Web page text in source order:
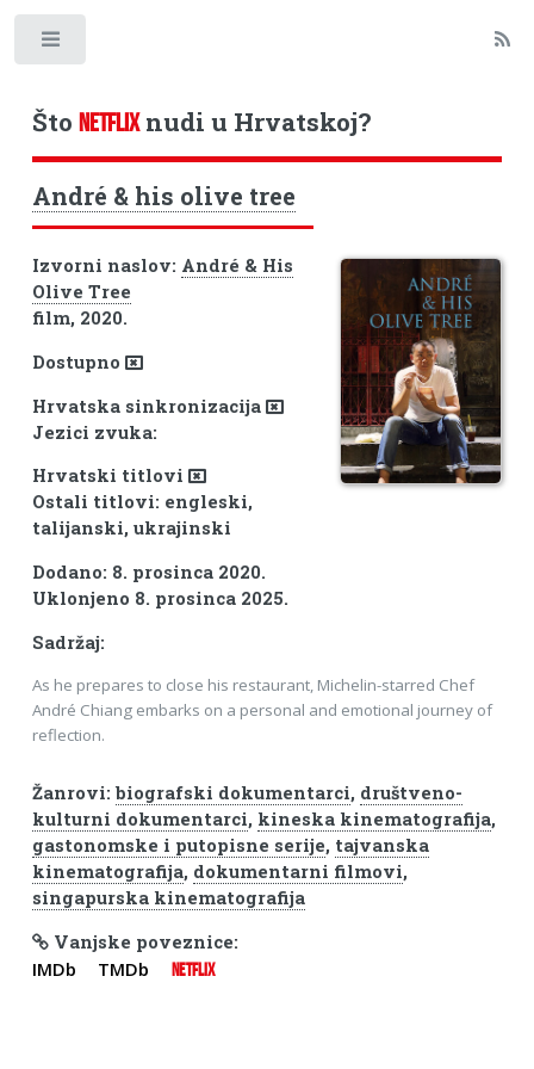
Što NETFLIXnudi u Hrvatskoj?
André & his olive tree
Izvorni naslov: André & His
Olive Tree
film, 2020.
Dostupno
Hrvatska sinkronizacija
Jezici zvuka:
Hrvatski titlovi
Ostali titlovi: engleski,
talijanski, ukrajinski
Dodano: 8. prosinca 2020.
Uklonjeno 8. prosinca 2025.
Sadržaj:
As he prepares to close his restaurant, Michelin-starred Chef
André Chiang embarks on a personal and emotional journey of
reflection.
Žanrovi: biografski dokumentarci, društveno-
kulturni dokumentarci, kineska kinematografija,
gastonomske i putopisne serije, tajvanska
kinematografija, dokumentarni filmovi,
singapurska kinematografija
Vanjske poveznice:
IMDb TMDb NETFLIX